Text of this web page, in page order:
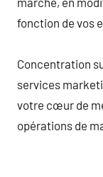
fonction de vos
Concentration
services
votre cœur de
opérations de